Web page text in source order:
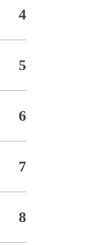
4
5
6
7
8